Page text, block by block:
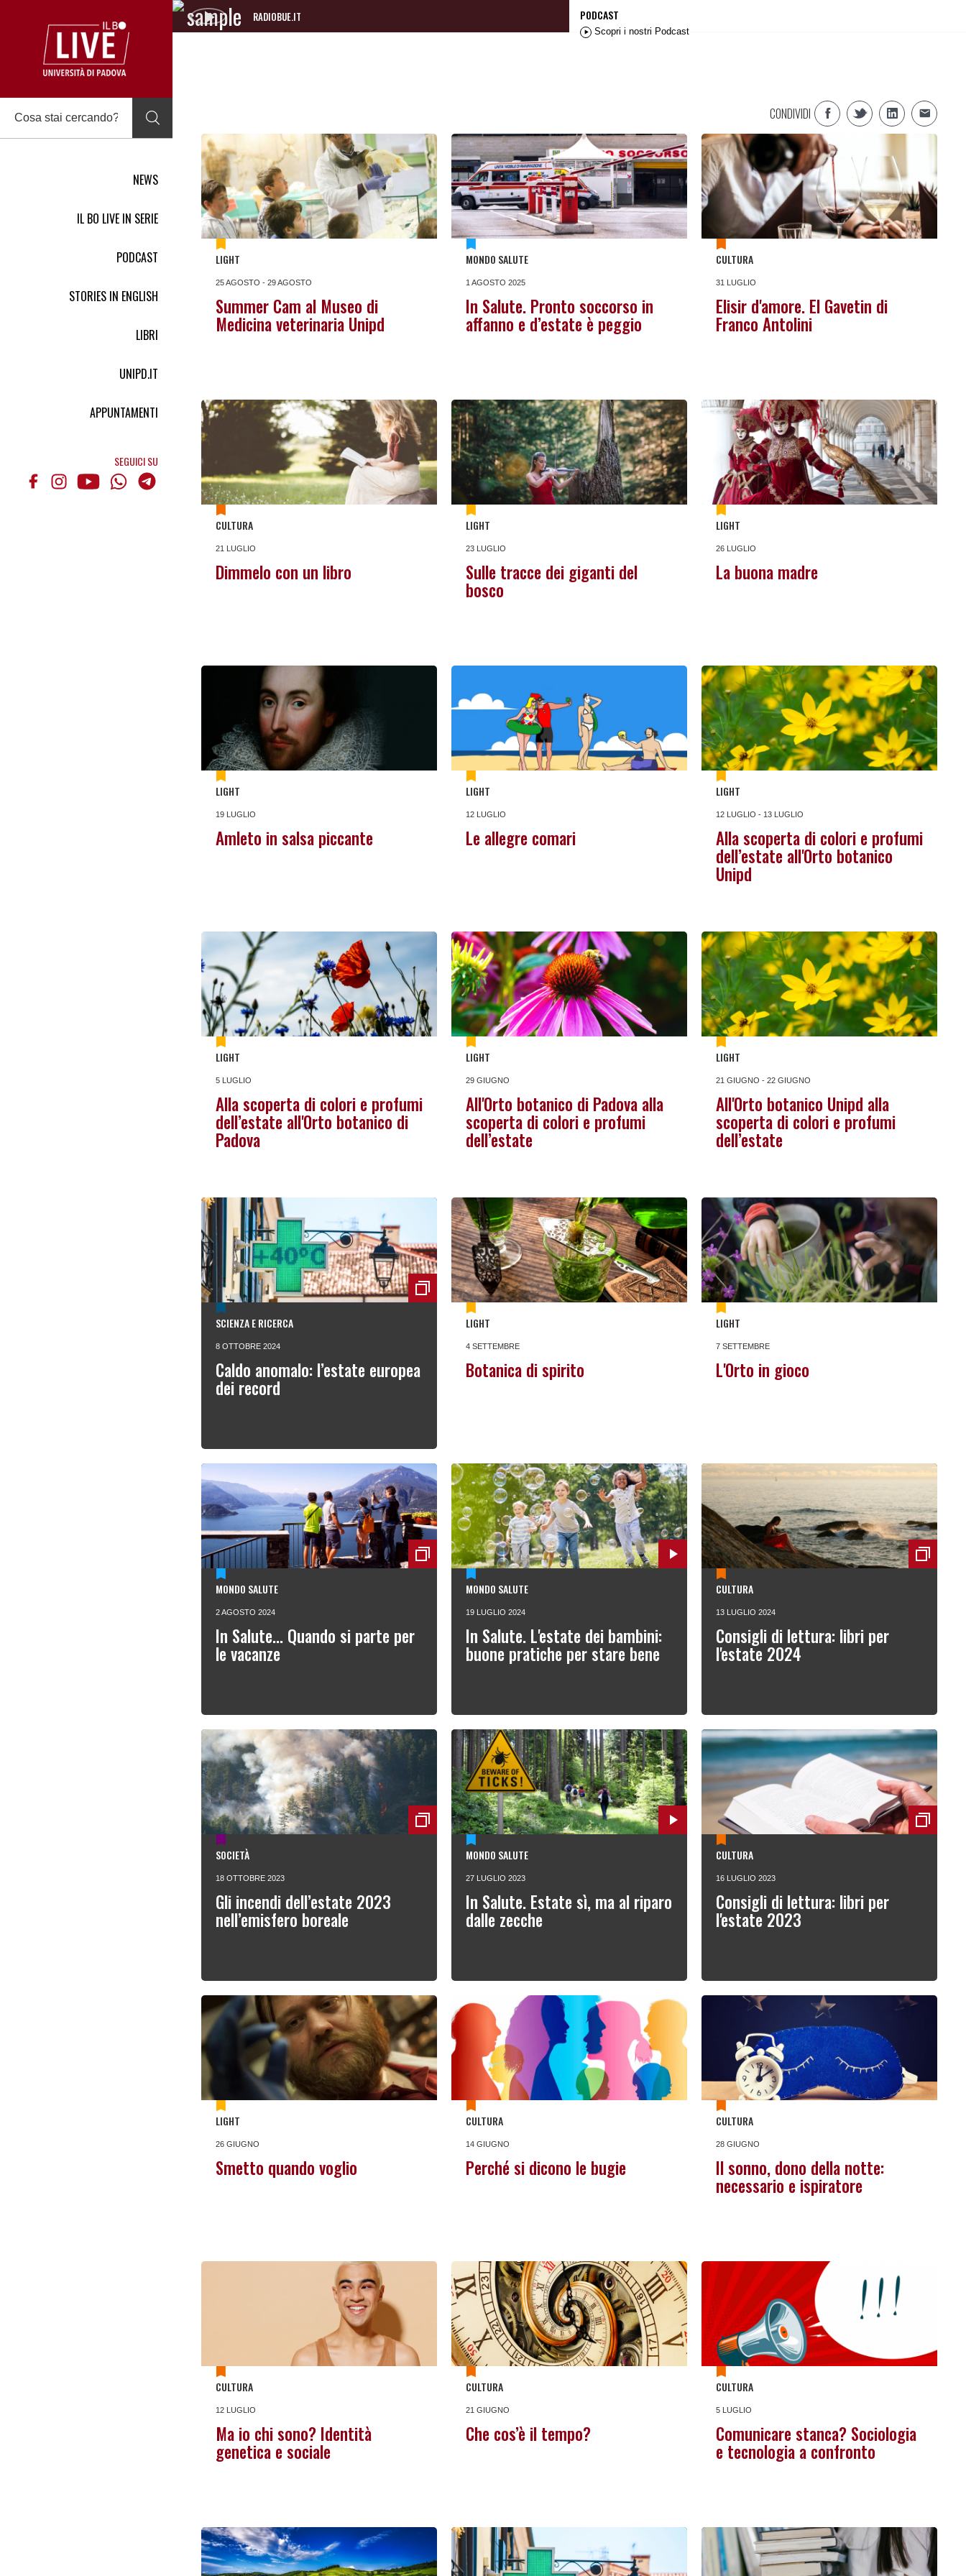
NEWS
IL BO LIVE IN SERIE
PODCAST
STORIES IN ENGLISH
LIBRI
UNIPD.IT
APPUNTAMENTI
SEGUICI SU
RADIOBUE.IT
Audio
PODCAST
Scopri i nostri Podcast
CONDIVIDI
LIGHT
25 AGOSTO - 29 AGOSTO
Summer Cam al Museo di
Medicina veterinaria Unipd
MONDO SALUTE
1 AGOSTO 2025
In Salute. Pronto soccorso in
affanno e d’estate è peggio
CULTURA
31 LUGLIO
Elisir d'amore. El Gavetin di
Franco Antolini
CULTURA
21 LUGLIO
Dimmelo con un libro
LIGHT
23 LUGLIO
Sulle tracce dei giganti del
bosco
LIGHT
26 LUGLIO
La buona madre
LIGHT
19 LUGLIO
Amleto in salsa piccante
LIGHT
12 LUGLIO
Le allegre comari
LIGHT
12 LUGLIO - 13 LUGLIO
Alla scoperta di colori e profumi
dell’estate all'Orto botanico
Unipd
LIGHT
5 LUGLIO
Alla scoperta di colori e profumi
dell’estate all'Orto botanico di
Padova
LIGHT
29 GIUGNO
All'Orto botanico di Padova alla
scoperta di colori e profumi
dell’estate
LIGHT
21 GIUGNO - 22 GIUGNO
All'Orto botanico Unipd alla
scoperta di colori e profumi
dell’estate
SCIENZA E RICERCA
8 OTTOBRE 2024
Caldo anomalo: l’estate europea
dei record
LIGHT
4 SETTEMBRE
Botanica di spirito
LIGHT
7 SETTEMBRE
L'Orto in gioco
MONDO SALUTE
2 AGOSTO 2024
In Salute... Quando si parte per
le vacanze
MONDO SALUTE
19 LUGLIO 2024
In Salute. L'estate dei bambini:
buone pratiche per stare bene
CULTURA
13 LUGLIO 2024
Consigli di lettura: libri per
l'estate 2024
SOCIETÀ
18 OTTOBRE 2023
Gli incendi dell’estate 2023
nell’emisfero boreale
MONDO SALUTE
27 LUGLIO 2023
In Salute. Estate sì, ma al riparo
dalle zecche
CULTURA
16 LUGLIO 2023
Consigli di lettura: libri per
l'estate 2023
LIGHT
26 GIUGNO
Smetto quando voglio
CULTURA
14 GIUGNO
Perché si dicono le bugie
CULTURA
28 GIUGNO
Il sonno, dono della notte:
necessario e ispiratore
CULTURA
12 LUGLIO
Ma io chi sono? Identità
genetica e sociale
CULTURA
21 GIUGNO
Che cos’è il tempo?
CULTURA
5 LUGLIO
Comunicare stanca? Sociologia
e tecnologia a confronto